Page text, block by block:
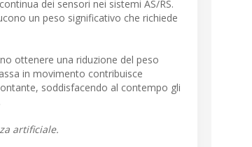
dei sensori nei sistemi AS/RS.
un peso significativo che richiede
ottenere una riduzione del peso
in movimento contribuisce
soddisfacendo al contempo gli
artificiale.